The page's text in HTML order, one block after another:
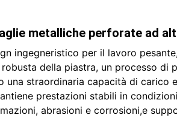
metalliche perforate ad
ingegneristico per il lavoro
della piastra, un processo di
una straordinaria capacità di carico
prestazioni stabili in
abrasioni e corrosioni,e